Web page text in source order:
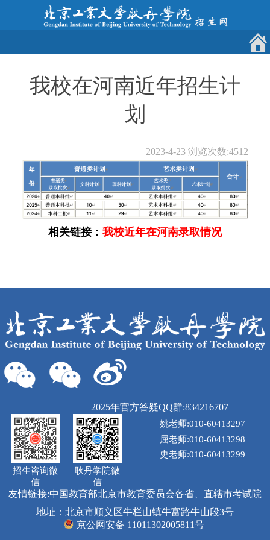
我校在河南近年招生计
划
2023-4-23浏览次数:4512
相关链接： 我校近年在河南录取情况
2025年官方答疑QQ群:834216707
姚老师:010-60413297
屈老师:010-60413298
史老师:010-60413299
耿丹学院微
信
招生咨询微
信
友情链接:中国教育部北京市教育委员会各省、直辖市考试院
地址：北京市顺义区牛栏山镇牛富路牛山段3号
京公网安备 11011302005811号